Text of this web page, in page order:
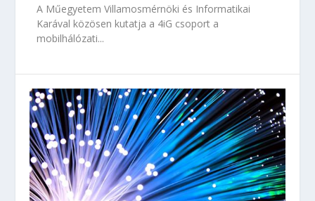
A Műegyetem Villamosmérnöki és Informatikai
Karával közösen kutatja a 4iG csoport a
mobilhálózati...